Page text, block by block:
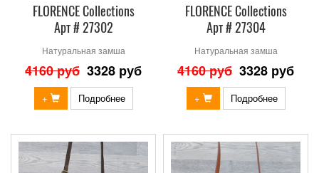
FLORENCE Collections
Арт # 27302
Натуральная замша
4160 руб 3328 руб
+ Подробнее
FLORENCE Collections
Арт # 27304
Натуральная замша
4160 руб 3328 руб
+ Подробнее